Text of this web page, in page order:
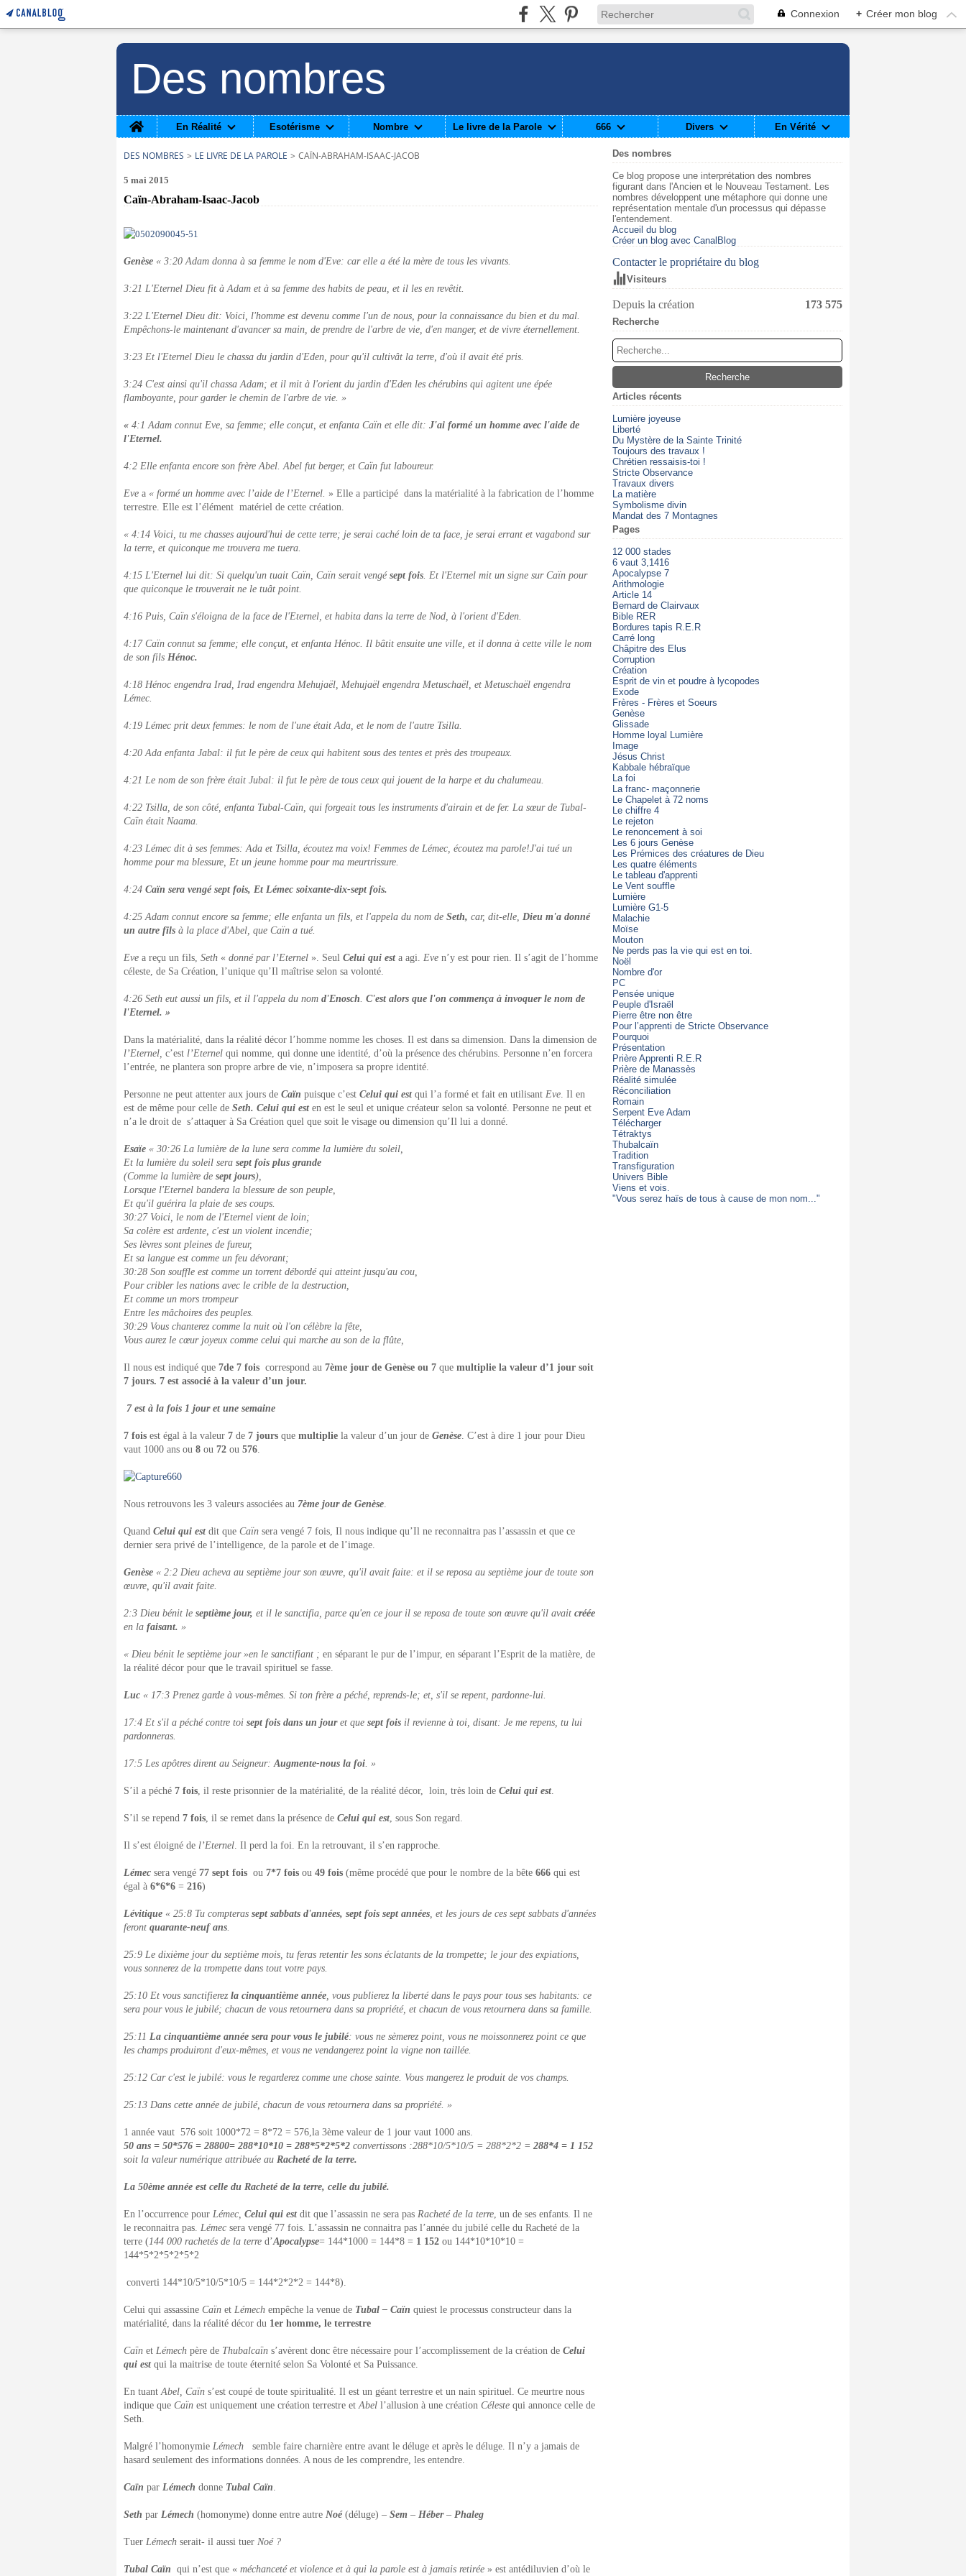
Connexion + Créer mon blog
Des nombres
Home
En Réalité Esotérisme Nombre Le livre de la Parole 666 Divers En Vérité
DES NOMBRES > LE LIVRE DE LA PAROLE > CAÏN-ABRAHAM-ISAAC-JACOB
5 mai 2015
Caïn-Abraham-Isaac-Jacob
Genèse « 3:20 Adam donna à sa femme le nom d'Eve: car elle a été la mère de tous les vivants.
3:21 L'Eternel Dieu fit à Adam et à sa femme des habits de peau, et il les en revêtit.
3:22 L'Eternel Dieu dit: Voici, l'homme est devenu comme l'un de nous, pour la connaissance du bien et du mal.
Empêchons-le maintenant d'avancer sa main, de prendre de l'arbre de vie, d'en manger, et de vivre éternellement.
3:23 Et l'Eternel Dieu le chassa du jardin d'Eden, pour qu'il cultivât la terre, d'où il avait été pris.
3:24 C'est ainsi qu'il chassa Adam; et il mit à l'orient du jardin d'Eden les chérubins qui agitent une épée
flamboyante, pour garder le chemin de l'arbre de vie. »
« 4:1 Adam connut Eve, sa femme; elle conçut, et enfanta Caïn et elle dit: J'ai formé un homme avec l'aide de
l'Eternel.
4:2 Elle enfanta encore son frère Abel. Abel fut berger, et Caïn fut laboureur.
Eve a « formé un homme avec l’aide de l’Eternel. » Elle a participé dans la matérialité à la fabrication de l’homme
terrestre. Elle est l’élément matériel de cette création.
« 4:14 Voici, tu me chasses aujourd'hui de cette terre; je serai caché loin de ta face, je serai errant et vagabond sur
la terre, et quiconque me trouvera me tuera.
4:15 L'Eternel lui dit: Si quelqu'un tuait Caïn, Caïn serait vengé sept fois. Et l'Eternel mit un signe sur Caïn pour
que quiconque le trouverait ne le tuât point.
4:16 Puis, Caïn s'éloigna de la face de l'Eternel, et habita dans la terre de Nod, à l'orient d'Eden.
4:17 Caïn connut sa femme; elle conçut, et enfanta Hénoc. Il bâtit ensuite une ville, et il donna à cette ville le nom
de son fils Hénoc.
4:18 Hénoc engendra Irad, Irad engendra Mehujaël, Mehujaël engendra Metuschaël, et Metuschaël engendra
Lémec.
4:19 Lémec prit deux femmes: le nom de l'une était Ada, et le nom de l'autre Tsilla.
4:20 Ada enfanta Jabal: il fut le père de ceux qui habitent sous des tentes et près des troupeaux.
4:21 Le nom de son frère était Jubal: il fut le père de tous ceux qui jouent de la harpe et du chalumeau.
4:22 Tsilla, de son côté, enfanta Tubal-Caïn, qui forgeait tous les instruments d'airain et de fer. La sœur de Tubal-
Caïn était Naama.
4:23 Lémec dit à ses femmes: Ada et Tsilla, écoutez ma voix! Femmes de Lémec, écoutez ma parole!J'ai tué un
homme pour ma blessure, Et un jeune homme pour ma meurtrissure.
4:24 Caïn sera vengé sept fois, Et Lémec soixante-dix-sept fois.
4:25 Adam connut encore sa femme; elle enfanta un fils, et l'appela du nom de Seth, car, dit-elle, Dieu m'a donné
un autre fils à la place d'Abel, que Caïn a tué.
Eve a reçu un fils, Seth « donné par l’Eternel ». Seul Celui qui est a agi. Eve n’y est pour rien. Il s’agit de l’homme
céleste, de Sa Création, l’unique qu’Il maîtrise selon sa volonté.
4:26 Seth eut aussi un fils, et il l'appela du nom d'Enosch. C'est alors que l'on commença à invoquer le nom de
l'Eternel. »
Dans la matérialité, dans la réalité décor l’homme nomme les choses. Il est dans sa dimension. Dans la dimension de
l’Eternel, c’est l’Eternel qui nomme, qui donne une identité, d’où la présence des chérubins. Personne n’en forcera
l’entrée, ne plantera son propre arbre de vie, n’imposera sa propre identité.
Personne ne peut attenter aux jours de Caïn puisque c’est Celui qui est qui l’a formé et fait en utilisant Eve. Il en
est de même pour celle de Seth. Celui qui est en est le seul et unique créateur selon sa volonté. Personne ne peut et
n’a le droit de s’attaquer à Sa Création quel que soit le visage ou dimension qu’Il lui a donné.
Esaïe « 30:26 La lumière de la lune sera comme la lumière du soleil,
Et la lumière du soleil sera sept fois plus grande
(Comme la lumière de sept jours),
Lorsque l'Eternel bandera la blessure de son peuple,
Et qu'il guérira la plaie de ses coups.
30:27 Voici, le nom de l'Eternel vient de loin;
Sa colère est ardente, c'est un violent incendie;
Ses lèvres sont pleines de fureur,
Et sa langue est comme un feu dévorant;
30:28 Son souffle est comme un torrent débordé qui atteint jusqu'au cou,
Pour cribler les nations avec le crible de la destruction,
Et comme un mors trompeur
Entre les mâchoires des peuples.
30:29 Vous chanterez comme la nuit où l'on célèbre la fête,
Vous aurez le cœur joyeux comme celui qui marche au son de la flûte,
Il nous est indiqué que 7de 7 fois correspond au 7ème jour de Genèse ou 7 que multiplie la valeur d’1 jour soit
7 jours. 7 est associé à la valeur d’un jour.
7 est à la fois 1 jour et une semaine
7 fois est égal à la valeur 7 de 7 jours que multiplie la valeur d’un jour de Genèse. C’est à dire 1 jour pour Dieu
vaut 1000 ans ou 8 ou 72 ou 576.
Nous retrouvons les 3 valeurs associées au 7ème jour de Genèse.
Quand Celui qui est dit que Caïn sera vengé 7 fois, Il nous indique qu’Il ne reconnaitra pas l’assassin et que ce
dernier sera privé de l’intelligence, de la parole et de l’image.
Genèse « 2:2 Dieu acheva au septième jour son œuvre, qu'il avait faite: et il se reposa au septième jour de toute son
œuvre, qu'il avait faite.
2:3 Dieu bénit le septième jour, et il le sanctifia, parce qu'en ce jour il se reposa de toute son œuvre qu'il avait créée
en la faisant. »
« Dieu bénit le septième jour »en le sanctifiant ; en séparant le pur de l’impur, en séparant l’Esprit de la matière, de
la réalité décor pour que le travail spirituel se fasse.
Luc « 17:3 Prenez garde à vous-mêmes. Si ton frère a péché, reprends-le; et, s'il se repent, pardonne-lui.
17:4 Et s'il a péché contre toi sept fois dans un jouret que sept fois il revienne à toi, disant: Je me repens, tu lui
pardonneras.
17:5 Les apôtres dirent au Seigneur:Augmente-nous la foi. »
S’il a péché 7 fois, il reste prisonnier de la matérialité, de la réalité décor, loin, très loin de Celui qui est.
S’il se repend 7 fois, il se remet dans la présence de Celui qui est, sous Son regard.
Il s’est éloigné de l’Eternel. Il perd la foi. En la retrouvant, il s’en rapproche.
Lémec sera vengé 77 sept fois ou 7*7 fois ou 49 fois (même procédé que pour le nombre de la bête 666 qui est
égal à 6*6*6 = 216)
Lévitique « 25:8 Tu compteras sept sabbats d'années, sept fois sept années, et les jours de ces sept sabbats d'années
feront quarante-neuf ans.
25:9 Le dixième jour du septième mois, tu feras retentir les sons éclatants de la trompette; le jour des expiations,
vous sonnerez de la trompette dans tout votre pays.
25:10 Et vous sanctifierez la cinquantième année, vous publierez la liberté dans le pays pour tous ses habitants: ce
sera pour vous le jubilé; chacun de vous retournera dans sa propriété, et chacun de vous retournera dans sa famille.
25:11 La cinquantième année sera pour vous le jubilé: vous ne sèmerez point, vous ne moissonnerez point ce que
les champs produiront d'eux-mêmes, et vous ne vendangerez point la vigne non taillée.
25:12 Car c'est le jubilé: vous le regarderez comme une chose sainte. Vous mangerez le produit de vos champs.
25:13 Dans cette année de jubilé, chacun de vous retournera dans sa propriété. »
1 année vaut 576 soit 1000*72 = 8*72 = 576,la 3ème valeur de 1 jour vaut 1000 ans.
50 ans = 50*576 = 28800= 288*10*10 = 288*5*2*5*2 convertissons :288*10/5*10/5 = 288*2*2 = 288*4 = 1 152
soit la valeur numérique attribuée au Racheté de la terre.
La 50ème année est celle du Racheté de la terre, celle du jubilé.
En l’occurrence pour Lémec, Celui qui est dit que l’assassin ne sera pas Racheté de la terre, un de ses enfants. Il ne
le reconnaitra pas. Lémec sera vengé 77 fois. L’assassin ne connaitra pas l’année du jubilé celle du Racheté de la
terre (144 000 rachetés de la terre d’Apocalypse= 144*1000 = 144*8 = 1 152 ou 144*10*10*10 =
144*5*2*5*2*5*2
converti 144*10/5*10/5*10/5 = 144*2*2*2 = 144*8).
Celui qui assassine Caïn et Lémech empêche la venue de Tubal – Caïn quiest le processus constructeur dans la
matérialité, dans la réalité décor du 1er homme, le terrestre
Caïn et Lémech père de Thubalcaïn s’avèrent donc être nécessaire pour l’accomplissement de la création de Celui
qui est qui la maitrise de toute éternité selon Sa Volonté et Sa Puissance.
En tuantAbel, Caïn s’est coupé de toute spiritualité. Il est un géant terrestre et un nain spirituel. Ce meurtre nous
indique que Caïn est uniquement une création terrestre etAbel l’allusion à une création Céleste qui annonce celle de
Seth.
Malgré l’homonymie Lémech
semble faire charnière entre avant le déluge et après le déluge. Il n’y a jamais de
hasard seulement des informations données. A nous de les comprendre, les entendre.
Caïn par Lémech donne Tubal Caïn.
Seth par Lémech (homonyme) donne entre autre Noé(déluge) – Sem – Héber– Phaleg
Tuer Lémech serait- il aussi tuer Noé ?
Tubal Caïn qui n’est que « méchanceté et violence et à qui la parole est à jamais retirée » est antédiluvien d’où le
Des nombres
Ce blog propose une interprétation des nombres
figurant dans l'Ancien et le Nouveau Testament. Les
nombres développent une métaphore qui donne une
représentation mentale d'un processus qui dépasse
l'entendement.
Accueil du blog
Créer un blog avec CanalBlog
Contacter le propriétaire du blog
Visiteurs
Depuis la création 173 575
Recherche
Articles récents
Lumière joyeuse
Liberté
Du Mystère de la Sainte Trinité
Toujours des travaux !
Chrétien ressaisis-toi !
Stricte Observance
Travaux divers
La matière
Symbolisme divin
Mandat des 7 Montagnes
Pages
12 000 stades
6 vaut 3,1416
Apocalypse 7
Arithmologie
Article 14
Bernard de Clairvaux
Bible RER
Bordures tapis R.E.R
Carré long
Châpitre des Elus
Corruption
Création
Esprit de vin et poudre à lycopodes
Exode
Frères - Frères et Soeurs
Genèse
Glissade
Homme loyal Lumière
Image
Jésus Christ
Kabbale hébraïque
La foi
La franc- maçonnerie
Le Chapelet à 72 noms
Le chiffre 4
Le rejeton
Le renoncement à soi
Les 6 jours Genèse
Les Prémices des créatures de Dieu
Les quatre éléments
Le tableau d'apprenti
Le Vent souffle
Lumière
Lumière G1-5
Malachie
Moïse
Mouton
Ne perds pas la vie qui est en toi.
Noël
Nombre d'or
PC
Pensée unique
Peuple d'Israël
Pierre être non être
Pour l’apprenti de Stricte Observance
Pourquoi
Présentation
Prière Apprenti R.E.R
Prière de Manassès
Réalité simulée
Réconciliation
Romain
Serpent Eve Adam
Télécharger
Tétraktys
Thubalcaïn
Tradition
Transfiguration
Univers Bible
Viens et vois.
"Vous serez haïs de tous à cause de mon nom..."